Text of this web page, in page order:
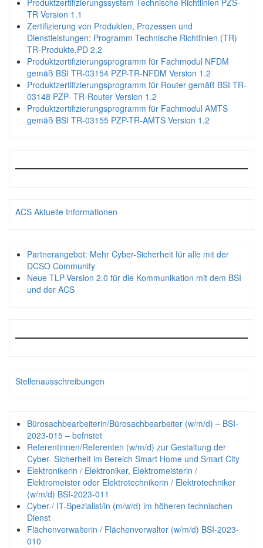
Produktzertifizierungssystem Technische Richtlinien PZS-
TR Version 1.1
Zertifizierung von Produkten, Prozessen und
Dienstleistungen: Programm Technische Richtlinien (TR)
TR-Produkte.PD 2.2
Produktzertifizierungsprogramm für Fachmodul NFDM
gemäß BSI TR-03154 PZP-TR-NFDM Version 1.2
Produktzertifizierungsprogramm für Router gemäß BSI TR-
03148 PZP- TR-Router Version 1.2
Produktzertifizierungsprogramm für Fachmodul AMTS
gemäß BSI TR-03155 PZP-TR-AMTS Version 1.2
ACS Aktuelle Informationen
Partnerangebot: Mehr Cyber-Sicherheit für alle mit der
DCSO Community
Neue TLP-Version 2.0 für die Kommunikation mit dem BSI
und der ACS
Stellenausschreibungen
Bürosachbearbeiterin/Bürosachbearbeiter (w/m/d) – BSI-
2023-015 – befristet
Referentinnen/Referenten (w/m/d) zur Gestaltung der
Cyber- Sicherheit im Bereich Smart Home und Smart City
Elektronikerin / Elektroniker, Elektromeisterin /
Elektromeister oder Elektrotechnikerin / Elektrotechniker
(w/m/d) BSI-2023-011
Cyber-/ IT-Spezialist/in (m/w/d) im höheren technischen
Dienst
Flächenverwalterin / Flächenverwalter (w/m/d) BSI-2023-
010